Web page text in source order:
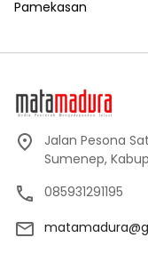
Pamekasan
Jalan Pesona
Sumenep,
085931291195